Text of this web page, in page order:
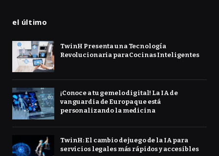
el último
TwinH Presenta una Tecnología
Revolucionaria para Cocinas Inteligentes
¡Conoce a tu gemelo digital! La IA de
vanguardia de Europa que está
personalizando la medicina
TwinH: El cambio de juego de la IA para
servicios legales más rápidos y accesibles